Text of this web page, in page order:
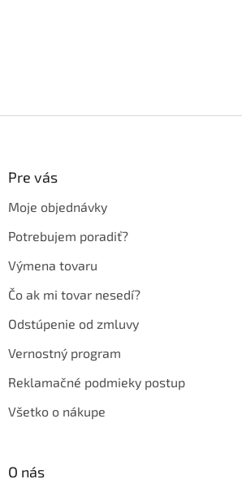
Pre vás
Moje objednávky
Potrebujem poradiť?
Výmena tovaru
Čo ak mi tovar nesedí?
Odstúpenie od zmluvy
Vernostný program
Reklamačné podmieky postup
Všetko o nákupe
O nás